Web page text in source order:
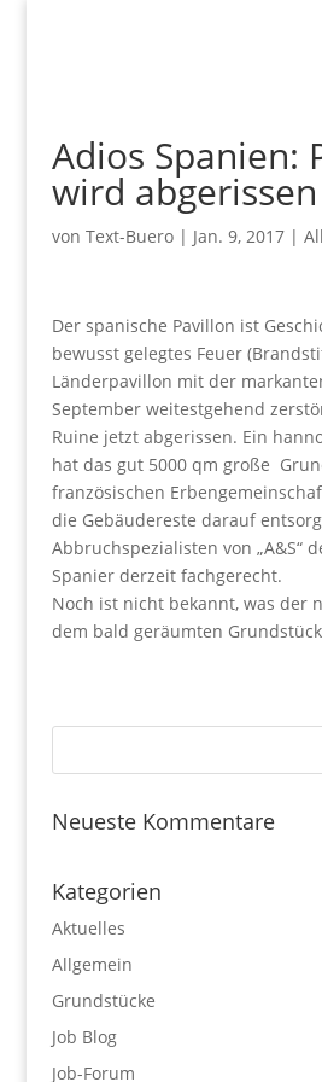
Adios Spanien:
wird abgerissen
von Text-Buero| Jan. 9, 2017|
Der spanische Pavillon ist
bewusst gelegtes Feuer
Länderpavillon mit der
September weitestgehend
Ruine jetzt abgerissen. Ein
hat das gut 5000 qm große
französischen
die Gebäudereste darauf
Abbruchspezialisten von „A&S“
Spanier derzeit fachgerecht.
Noch ist nicht bekannt, was der
dem bald geräumten
Neueste Kommentare
Kategorien
Aktuelles
Allgemein
Grundstücke
Job Blog
Job-Forum